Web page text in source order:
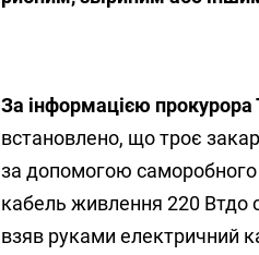
За інформацією прокурора
встановлено, що троє
за допомогою
кабель живлення 220 Втдо
взяв руками електричний